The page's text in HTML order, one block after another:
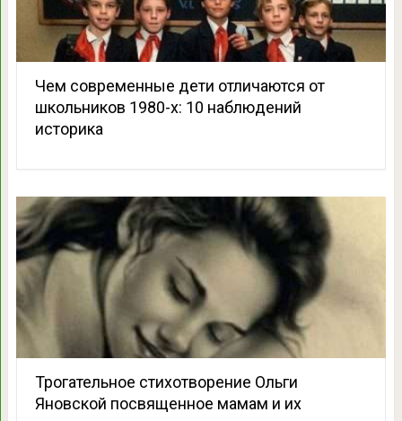
Чем современные дети отличаются от
школьников 1980-х: 10 наблюдений
историка
Трогательное стихотворение Ольги
Яновской посвященное мамам и их